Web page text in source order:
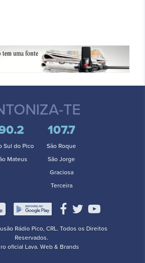
TE
Sul do Pico
Mateus
107.7
São Roque
São Jorge
Graciosa
Terceira
Rádio Pico, CRL. Todos os Direitos
Reservados.
oficial Lava. Web & Brands